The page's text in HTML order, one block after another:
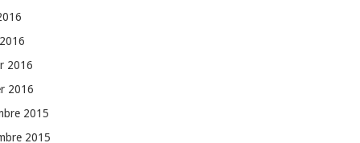
2016
2016
2015
2015